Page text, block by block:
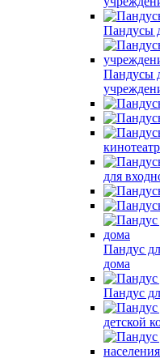
Пандусы
Пандусы
для
Пандус
дома
Пандус
детской